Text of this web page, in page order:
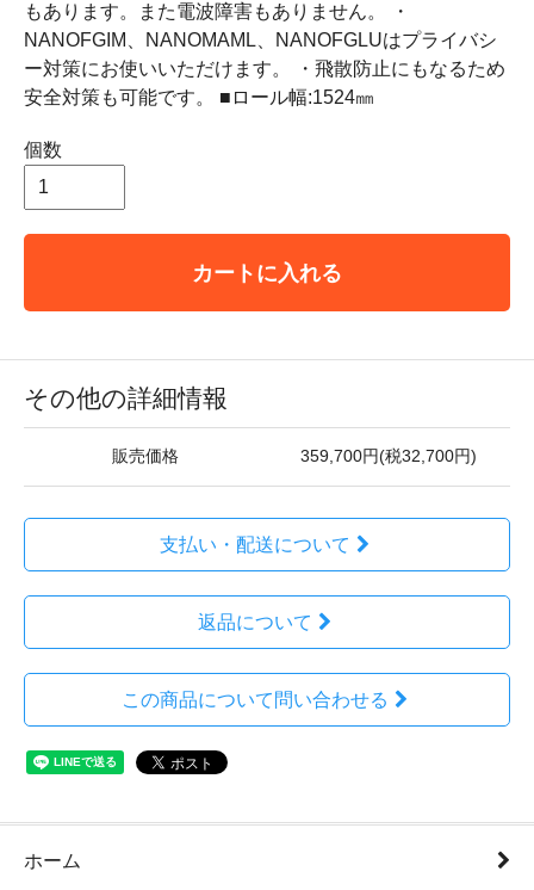
もあります。また電波障害もありません。 ・
NANOFGIM、NANOMAML、NANOFGLUはプライバシ
ー対策にお使いいただけます。 ・飛散防止にもなるため
安全対策も可能です。 ■ロール幅:1524㎜
個数
カートに入れる
その他の詳細情報
販売価格 359,700円(税32,700円)
支払い・配送について
返品について
この商品について問い合わせる
ホーム